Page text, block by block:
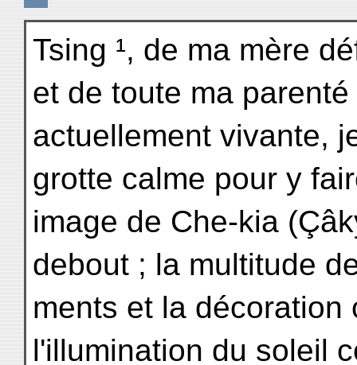
Tsing ¹, de ma mère
et de toute ma parenté
actuellement vivante,
grotte calme pour y
image de Che-kia
debout ; la multitude
ments et la décoration
l'illumination du soleil